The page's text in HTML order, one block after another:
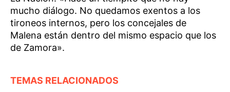
mucho diálogo. No quedamos exentos a los
tironeos internos, pero los concejales de
Malena están dentro del mismo espacio que los
de Zamora».
TEMAS RELACIONADOS